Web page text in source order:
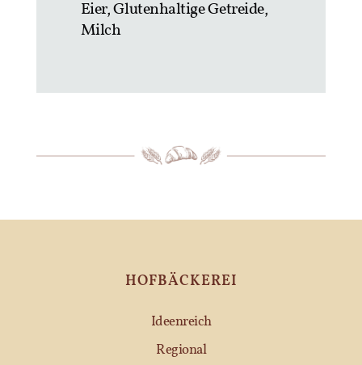
Eier, Glutenhaltige Getreide,
Milch
HOFBÄCKEREI
Ideenreich
Regional